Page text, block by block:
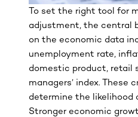
To set the right tool for
adjustment, the central
on the economic data
unemployment rate,
domestic product, retail
managers’ index. These
determine the likelihood
Stronger economic